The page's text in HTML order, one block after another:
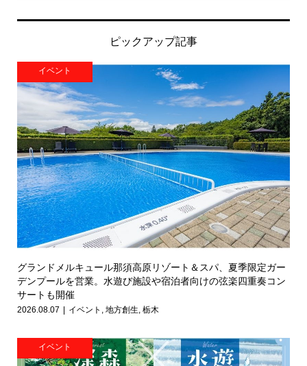
ピックアップ記事
イベント
グランドメルキュール那須高原リゾート＆スパ、夏季限定ガー
デンプールを営業。水遊び施設や宿泊者向けの弦楽四重奏コン
サートも開催
2026.08.07 イベント , 地方創生, 栃木
イベント